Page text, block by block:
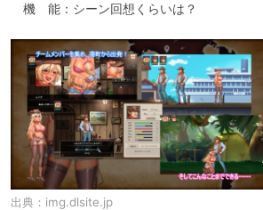
機　能：シーン回想くらいは？
出典： img.dlsite.jp